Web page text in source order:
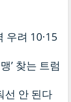
우려 10·15
’ 찾는 트럼
선 안 된다